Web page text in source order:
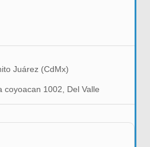
Juárez (CdMx)
coyoacan 1002, Del Valle